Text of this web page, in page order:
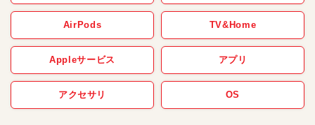
AirPods TV&Home
Appleサービス アプリ
アクセサリ OS